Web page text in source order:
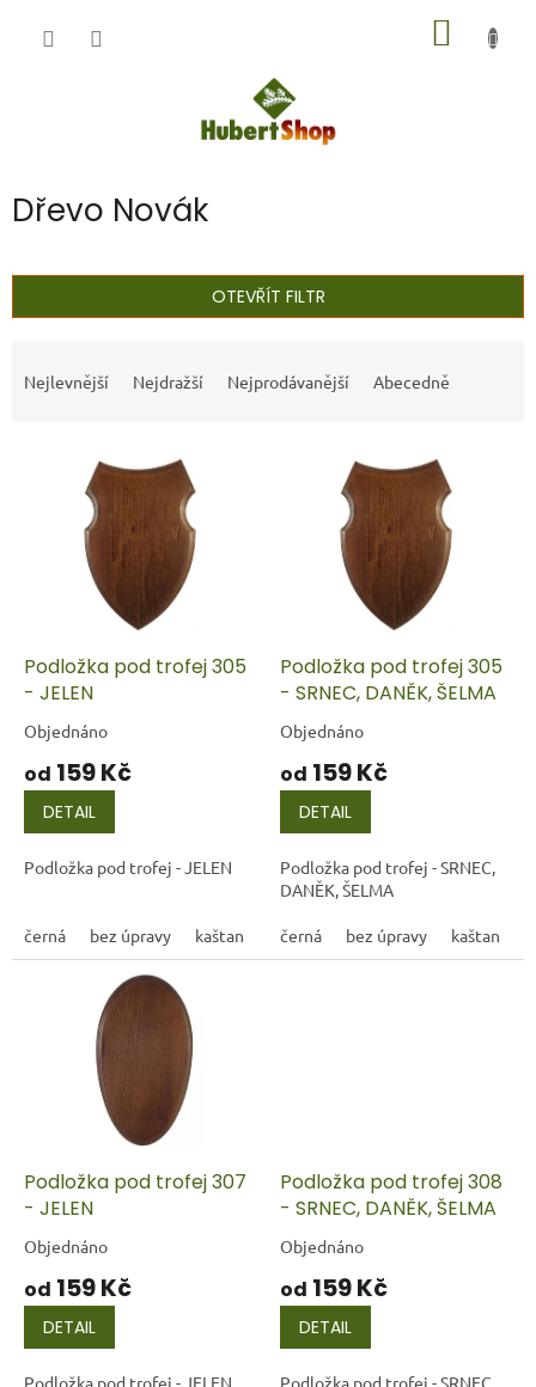
Dřevo Novák
OTEVŘÍT FILTR
aNejlevnější Nejdražší Nejprodávanější Abecedně
dPodložka pod trofej 305
- JELEN
Objednáno
od 159 Kč
DETAIL
Podložka pod trofej - JELEN
černá bez úpravy kaštan
Podložka pod trofej 305
- SRNEC, DANĚK, ŠELMA
Objednáno
od 159 Kč
DETAIL
Podložka pod trofej - SRNEC,
DANĚK, ŠELMA
černá bez úpravy kaštan
Podložka pod trofej 307
- JELEN
Objednáno
od 159 Kč
DETAIL
Podložka pod trofej - JELEN
Podložka pod trofej 308
- SRNEC, DANĚK, ŠELMA
Objednáno
od 159 Kč
DETAIL
Podložka pod trofej - SRNEC,